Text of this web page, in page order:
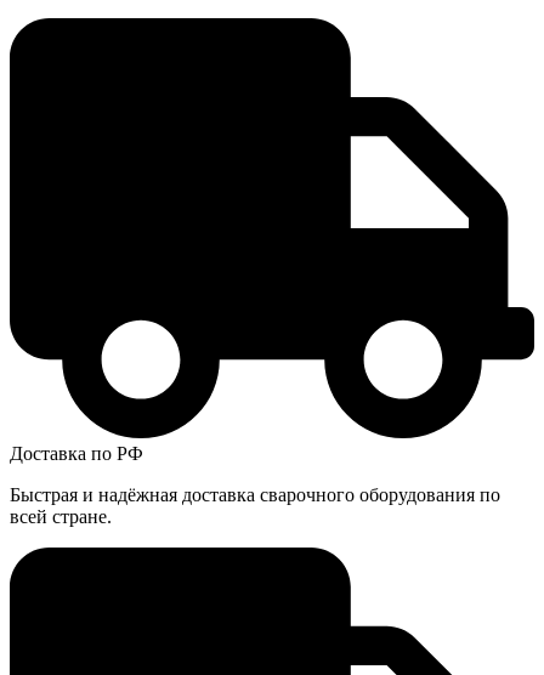
Доставка по РФ
Быстрая и надёжная доставка сварочного оборудования по
всей стране.